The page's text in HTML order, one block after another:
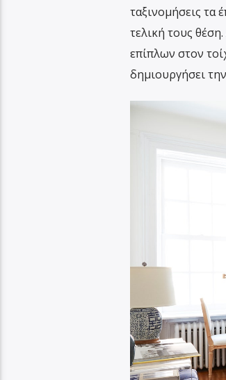
ταξινομήσεις τα
τελική τους
επίπλων στον
δημιουργήσει